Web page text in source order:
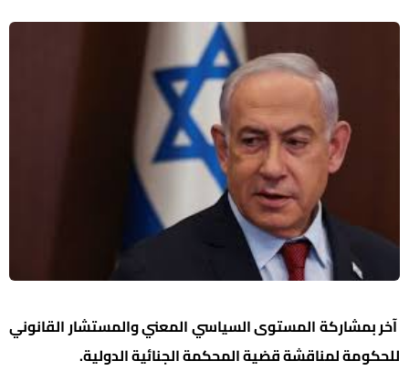
آخر بمشاركة المستوى السياسي المعني والمستشار القانوني
للحكومة لمناقشة قضية المحكمة الجنائية الدولية.